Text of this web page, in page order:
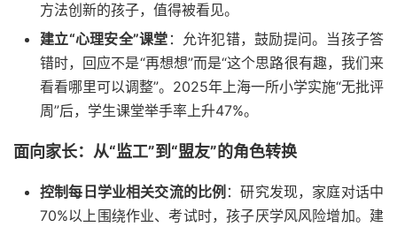
方法创新的孩子，值得被看见。
建立“心理安全”课堂 ：允许犯错，鼓励提问。当孩子答
错时，回应不是“再想想”而是“这个思路很有趣，我们来
看看哪里可以调整”。2025年上海一所小学实施“无批评
周”后，学生课堂举手率上升47%。
面向家长：从“监工”到“盟友”的角色转换
控制每日学业相关交流的比例 ：研究发现，家庭对话中
70%以上围绕作业、考试时，孩子厌学风风险增加。建